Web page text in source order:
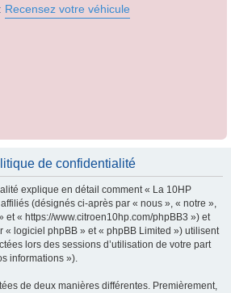
Recensez votre véhicule
de confidentialité
explique en détail comment « La 10HP
(désignés ci-après par « nous », « notre »,
et « https://www.citroen10hp.com/phpBB3 ») et
« logiciel phpBB » et « phpBB Limited ») utilisent
lors des sessions d’utilisation de votre part
informations »).
de deux manières différentes. Premièrement,